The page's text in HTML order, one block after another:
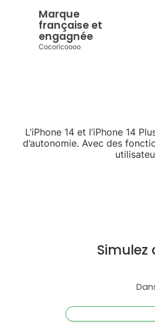
Marque
française et
engagnée
Cocoricoooo
L’iPhone 14 et l’iPhone 14
d’autonomie. Avec des
Simulez